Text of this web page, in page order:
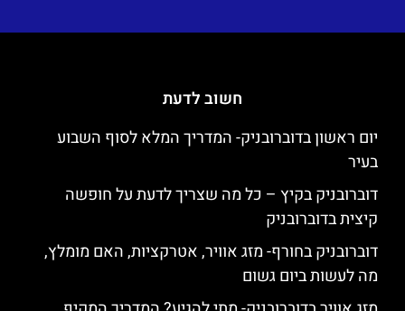
חשוב לדעת
יום ראשון בדוברובניק- המדריך המלא לסוף השבוע
בעיר
דוברובניק בקיץ – כל מה שצריך לדעת על חופשה
קיצית בדוברובניק
דוברובניק בחורף- מזג אוויר, אטרקציות, האם מומלץ,
מה לעשות ביום גשום